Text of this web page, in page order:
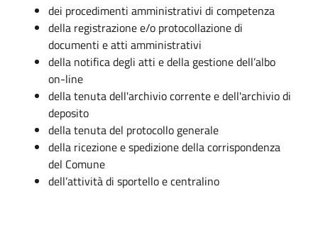
dei procedimenti amministrativi di competenza
della registrazione e/o protocollazione di
documenti e atti amministrativi
della notifica degli atti e della gestione dell’albo
on-line
della tenuta dell'archivio corrente e dell'archivio di
deposito
della tenuta del protocollo generale
della ricezione e spedizione della corrispondenza
del Comune
dell’attività di sportello e centralino